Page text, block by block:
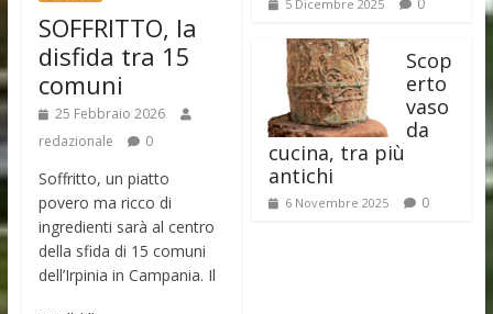
SOFFRITTO, la
disfida tra 15
comuni
25 Febbraio 2026
redazionale
0
Soffritto, un piatto
povero ma ricco di
ingredienti sarà al centro
della sfida di 15 comuni
dell’Irpinia in Campania. Il
5 Dicembre 2025
Scop
erto
vaso
da
cucina, tra più
antichi
6 Novembre 2025 0